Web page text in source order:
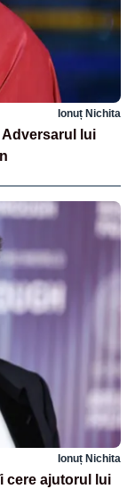
Ionuț Nichita
Adversarul lui
Ionuț Nichita
cere ajutorul lui